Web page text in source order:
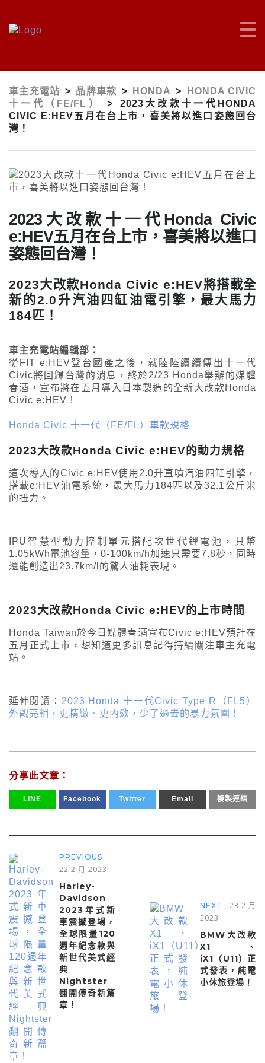
車主充電站 > 品牌車款 > HONDA >
HONDA CIVIC
十一代（FE/FL）
>
2023大改款十一代HONDA
CIVIC E:HEV五月在台上市，喜美將以進口姿態回台
灣！
2023大改款十一代Honda Civic
e:HEV五月在台上市，喜美將以進口
姿態回台灣！
2023大改款Honda Civic e:HEV將搭載全
新的2.0升汽油四缸油電引擎，最大馬力
184匹！
車主充電站編輯部：
從FIT e:HEV登台國產之後，就陸陸續續傳出十一代
Civic將回歸台灣的消息，終於2/23 Honda舉辦的媒體
春酒，宣布將在五月導入日本製造的全新大改款Honda
Civic e:HEV！
Honda Civic 十一代（FE/FL）車款規格
2023大改款Honda Civic e:HEV的動力規格
這次導入的Civic e:HEV使用2.0升直噴汽油四缸引擎，
搭載e:HEV油電系統，最大馬力184匹以及32.1公斤米
的扭力。
IPU智慧型動力控制單元搭配次世代鋰電池，具幣
1.05kWh電池容量，0-100km/h加速只需要7.8秒，同時
還能創造出23.7km/l的驚人油耗表現。
2023大改款Honda Civic e:HEV的上市時間
Honda Taiwan於今日媒體春酒宣布Civic e:HEV預計在
五月正式上市，想知道更多訊息記得持續關注車主充電
站。
延伸閱讀： 2023 Honda 十一代Civic Type R（FL5）
外觀亮相，更精緻、更內斂，少了過去的暴力氛圍！
分享此文章：
LINE Facebook Twitter Email 複製連結
PREVIOUS
22 2 月 2023
Harley-
Davidson
2023年式新
車震撼登場，
全球限量120
週年紀念款與
新世代美式經
典
Nightster
翻開傳奇新篇
章！
NEXT
23 2 月
2023
BMW大改款
X1、
iX1（U11）正
式發表，純電
小休旅登場！